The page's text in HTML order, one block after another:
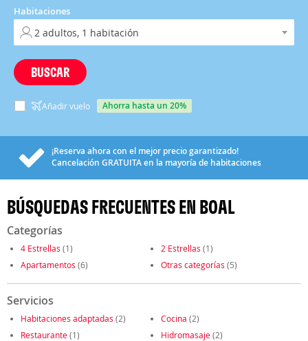
Habitaciones
BUSCAR
Añadir vuelo ahorra hasta un 20%
¡Reserva ahora con el mejor precio garantizado!
Cancelación GRATUITAen la mayoría de habitaciones
BÚSQUEDAS FRECUENTES EN BOAL
Categorías
4 Estrellas (1) 2 Estrellas (1)
Apartamentos (6) Otras categorías (5)
Servicios
Habitaciones adaptadas (2) Cocina (2)
Restaurante(1) Hidromasaje(2)